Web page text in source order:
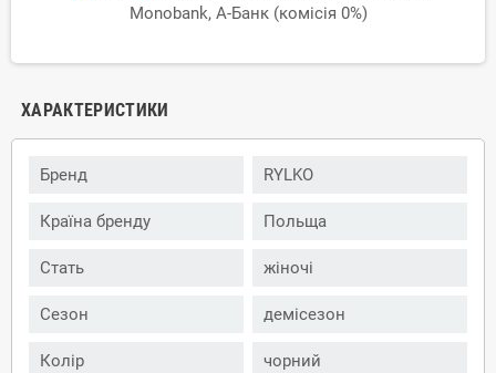
Monobank, А-Банк (комісія 0%)
ХАРАКТЕРИСТИКИ
Бренд RYLKO
Країна бренду Польща
Стать жіночі
Сезон демісезон
Колір чорний